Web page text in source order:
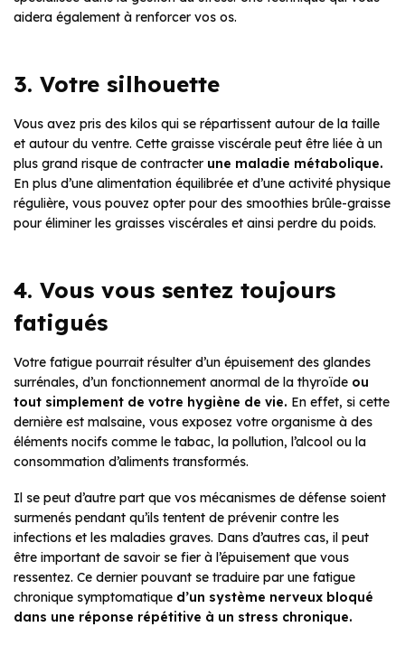
aidera également à renforcer vos os.
3. Votre silhouette
Vous avez pris des kilos qui se répartissent autour de la taille
et autour du ventre. Cette graisse viscérale peut être liée à un
plus grand risque de contracter une maladie métabolique.
En plus d’une alimentation équilibrée et d’une activité physique
régulière, vous pouvez opter pour des smoothies brûle-graisse
pour éliminer les graisses viscérales et ainsi perdre du poids.
4. Vous vous sentez toujours
fatigués
Votre fatigue pourrait résulter d’un épuisement des glandes
surrénales, d’un fonctionnement anormal de la thyroïde ou
tout simplement de votre hygiène de vie. En effet, si cette
dernière est malsaine, vous exposez votre organisme à des
éléments nocifs comme le tabac, la pollution, l’alcool ou la
consommation d’aliments transformés.
Il se peut d’autre part que vos mécanismes de défense soient
surmenés pendant qu’ils tentent de prévenir contre les
infections et les maladies graves. Dans d’autres cas, il peut
être important de savoir se fier à l’épuisement que vous
ressentez. Ce dernier pouvant se traduire par une fatigue
chronique symptomatique d’un système nerveux bloqué
dans une réponse répétitive à un stress chronique.